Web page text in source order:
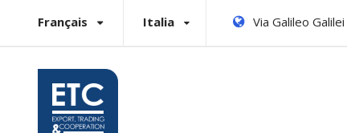
Français Italia Via Galileo